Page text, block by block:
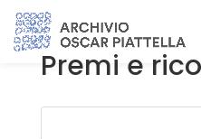
Premi e